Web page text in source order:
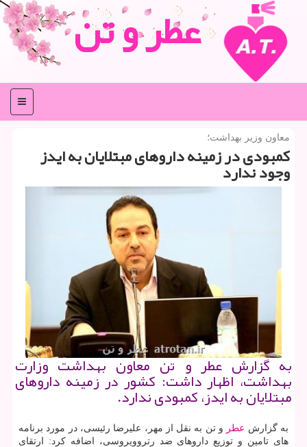
عطر و تن
منو
معاون وزیر بهداشت؛
كمبودی در زمینه داروهای مبتلایان به ایدز
وجود ندارد
به گزارش عطر و تن معاون بهداشت وزارت
بهداشت، اظهار داشت: كشور در زمینه داروهای
مبتلایان به ایدز، كمبودی ندارد.
به گزارش عطر و تن به نقل از مهر، علیرضا رئیسی، در مورد برنامه
های تامین و توزیع داروهای ضد رتروویروسی، اضافه كرد: ارتقای